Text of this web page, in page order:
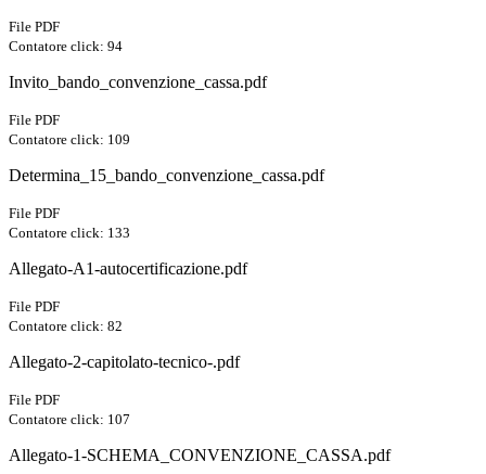
File PDF
Contatore click: 94
Invito_bando_convenzione_cassa.pdf
File PDF
Contatore click: 109
Determina_15_bando_convenzione_cassa.pdf
File PDF
Contatore click: 133
Allegato-A1-autocertificazione.pdf
File PDF
Contatore click: 82
Allegato-2-capitolato-tecnico-.pdf
File PDF
Contatore click: 107
Allegato-1-SCHEMA_CONVENZIONE_CASSA.pdf